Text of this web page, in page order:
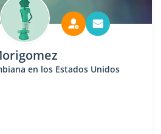
en los Estados Unidos